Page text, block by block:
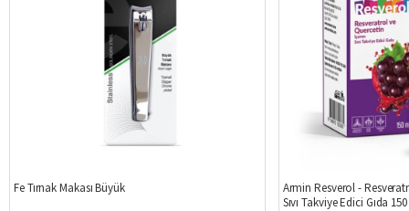
Fe Tırnak Makası Büyük
Armin Resverol -
Sıvı Takviye Edici Gıda